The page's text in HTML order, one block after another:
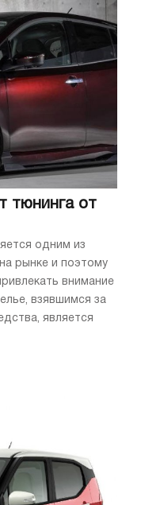
тюнинга от
одним из
рынке и поэтому
внимание
взявшимся за
является